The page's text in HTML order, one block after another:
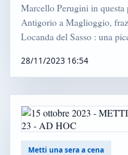
Marcello Perugini in questa
Antigorio a Maglioggio,
Locanda del Sasso : una
28/11/2023 16:54
Metti una sera a cena